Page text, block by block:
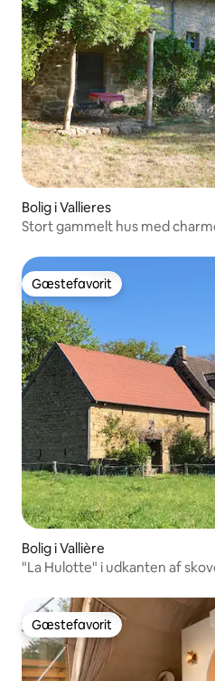
Bolig i Vallieres
Stort gammelt hus med
Gæstefavorit
Gæstefavorit
Bolig i Vallière
"La Hulotte" i udkanten af
Gæstefavorit
Gæstefavorit